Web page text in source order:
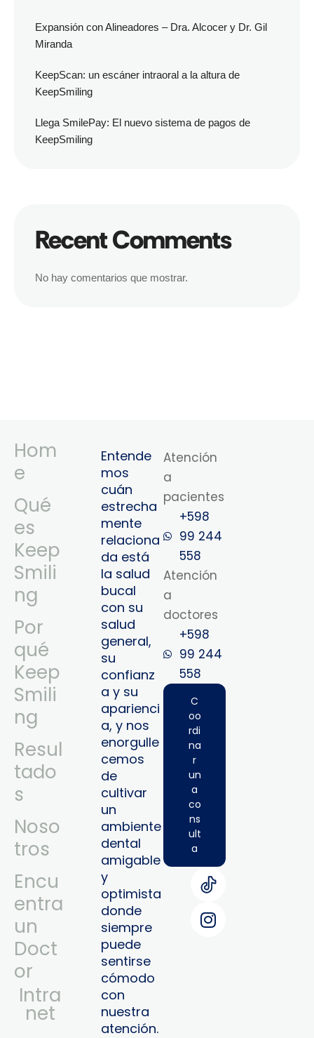
Expansión con Alineadores – Dra. Alcocer y Dr. Gil
Miranda
KeepScan: un escáner intraoral a la altura de
KeepSmiling
Llega SmilePay: El nuevo sistema de pagos de
KeepSmiling
Recent Comments
No hay comentarios que mostrar.
Hom
e
Qué
es
Keep
Smili
ng
Por
qué
Keep
Smili
ng
Resul
tado
s
Noso
tros
Encu
entra
un
Doct
or
Intra
Net
Entende
mos
cuán
estrecha
mente
relaciona
da está
la salud
bucal
con su
salud
general,
su
confianz
a y su
aparienci
a, y nos
enorgulle
cemos
de
cultivar
un
ambiente
dental
amigable
y
optimista
donde
siempre
puede
sentirse
cómodo
con
nuestra
atención.
Atención
a
pacientes
+598
99 244
558
Atención
a
doctores
+598
99 244
558‬‬
C
oo
rdi
na
r
un
a
co
ns
ult
a